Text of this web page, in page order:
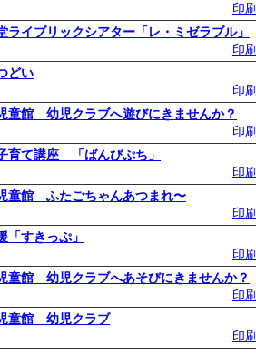
印刷
ライブリックシアター「レ・ミゼラブル」
印刷
どい
印刷
童館 幼児クラブへ遊びにきませんか？
印刷
育て講座 「ばんびぷち」
印刷
童館 ふたごちゃんあつまれ〜
印刷
「すきっぷ」
印刷
童館 幼児クラブへあそびにきませんか？
印刷
童館 幼児クラブ
印刷